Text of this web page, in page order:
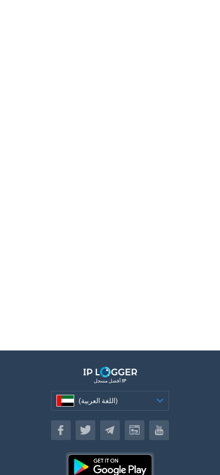
أفضل مسجل IP
(اللغة العربية)
(اللغة العربية)